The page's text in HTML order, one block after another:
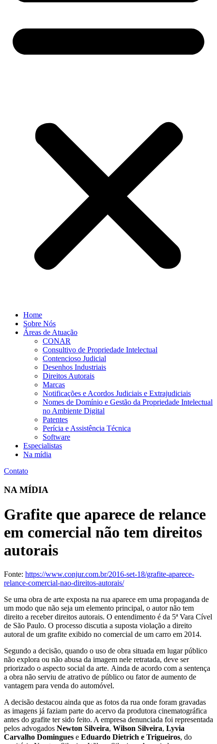
Home
Sobre Nós
Áreas de Atuação
CONAR
Consultivo de Propriedade Intelectual
Contencioso Judicial
Desenhos Industriais
Direitos Autorais
Marcas
Notificações e Acordos Judiciais e Extrajudiciais
Nomes de Domínio e Gestão da Propriedade Intelectual
no Ambiente Digital
Patentes
Perícia e Assistência Técnica
Software
Especialistas
Na mídia
Contato
NA MÍDIA
Grafite que aparece de relance
em comercial não tem direitos
autorais
Fonte: https://www.conjur.com.br/2016-set-18/grafite-aparece-
relance-comercial-nao-direitos-autorais/
Se uma obra de arte exposta na rua aparece em uma propaganda de
um modo que não seja um elemento principal, o autor não tem
direito a receber direitos autorais. O entendimento é da 5ª Vara Cível
de São Paulo. O processo discutia a suposta violação a direito
autoral de um grafite exibido no comercial de um carro em 2014.
Segundo a decisão, quando o uso de obra situada em lugar público
não explora ou não abusa da imagem nele retratada, deve ser
priorizado o aspecto social da arte. Ainda de acordo com a sentença
a obra não serviu de atrativo de público ou fator de aumento de
vantagem para venda do automóvel.
A decisão destacou ainda que as fotos da rua onde foram gravadas
as imagens já faziam parte do acervo da produtora cinematográfica
antes do grafite ter sido feito. A empresa denunciada foi representada
pelos advogados Newton Silveira, Wilson Silveira, Lyvia
Carvalho Domingues e Eduardo Dietrich e Trigueiros, do